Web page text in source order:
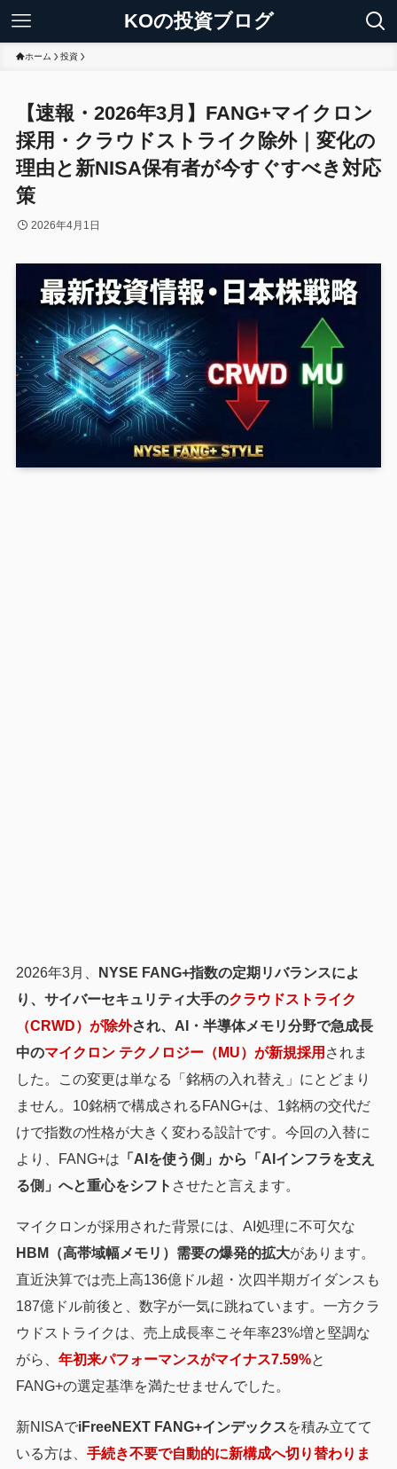
KOの投資ブログ
ホーム 投資
【速報・2026年3月】FANG+マイクロン
採用・クラウドストライク除外｜変化の
理由と新NISA保有者が今すぐすべき対応
策
2026年4月1日
2026年3月、
NYSE FANG+指数の定期リバランスによ
り、サイバーセキュリティ大手のクラウドストライク
（CRWD）が除外され、AI・半導体メモリ分野で急成長
中のマイクロン テクノロジー（MU）が新規採用 されま
した。この変更は単なる「銘柄の入れ替え」にとどまり
ません。10銘柄で構成されるFANG+は、1銘柄の交代だ
けで指数の性格が大きく変わる設計です。今回の入替に
より、FANG+は 「AIを使う側」から「AIインフラを支え
る側」へと重心をシフト させたと言えます。
マイクロンが採用された背景には、AI処理に不可欠な
HBM（高帯域幅メモリ）需要の爆発的拡大があります。
直近決算では売上高136億ドル超・次四半期ガイダンスも
187億ドル前後と、数字が一気に跳ねています。一方クラ
ウドストライクは、売上成長率こそ年率23%増と堅調な
がら、 年初来パフォーマンスがマイナス7.59%と
FANG+の選定基準を満たせませんでした。
新NISAでiFreeNEXT FANG+インデックスを積み立てて
いる方は、 手続き不要で自動的に新構成へ切り替わりま